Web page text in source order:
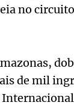
no circuito
de mil